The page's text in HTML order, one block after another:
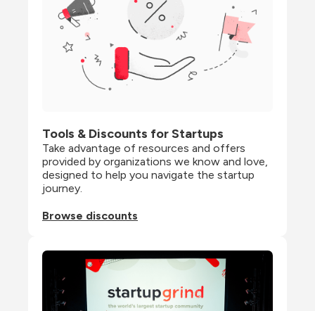
Tools & Discounts for Startups
Take advantage of resources and offers
provided by organizations we know and love,
designed to help you navigate the startup
journey.
Browse discounts